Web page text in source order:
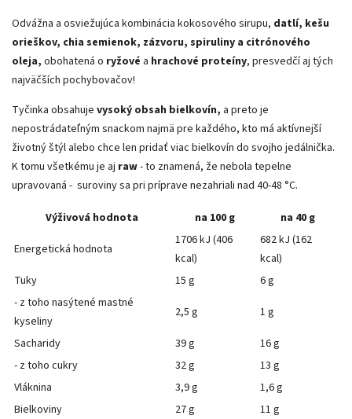
Odvážna a osviežujúca kombinácia kokosového sirupu, datlí, kešu
orieškov, chia semienok, zázvoru, spiruliny a citrónového
oleja, obohatená o ryžové a hrachové proteíny, presvedčí aj tých
najväčších pochybovačov!
Tyčinka obsahuje vysoký obsah bielkovín, a preto je
nepostrádateľným snackom najmä pre každého, kto má aktívnejší
životný štýl alebo chce len pridať viac bielkovín do svojho jedálnička.
K tomu všetkému je aj raw- to znamená, že nebola tepelne
upravovaná - suroviny sa pri príprave nezahriali nad 40-48 °C.
Výživová hodnota na 100 g
na 40 g
Energetická hodnota
1706 kJ (406
kcal)
682 kJ (162
kcal)
Tuky
15 g
6 g
- z toho nasýtené mastné
kyseliny
2,5 g
1 g
Sacharidy
39 g
16 g
- z toho cukry
32 g
13 g
Vláknina
3,9 g
1,6 g
Bielkoviny
27 g
11 g